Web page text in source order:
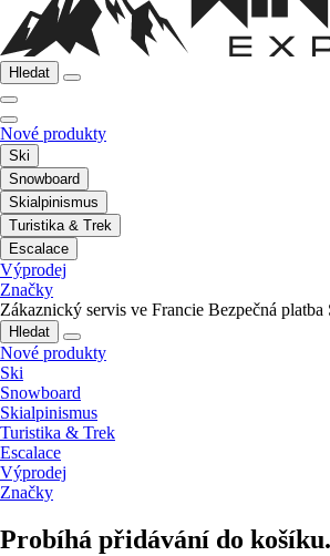
Hledat
Nové produkty
Ski
Snowboard
Skialpinismus
Turistika & Trek
Escalace
Výprodej
Značky
Zákaznický servis ve Francie Bezpečná platba
Hledat
Nové produkty
Ski
Snowboard
Skialpinismus
Turistika & Trek
Escalace
Výprodej
Značky
Probíhá přidávání do